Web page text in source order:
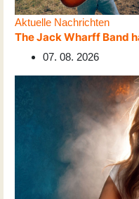
Aktuelle Nachrichten
The Jack Wharff Band
07. 08. 2026